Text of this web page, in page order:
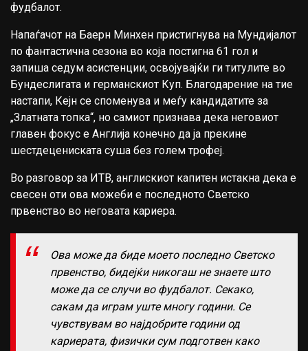
фудбалот.
Напаѓачот на Баерн Минхен пристигнува на Мундијалот
по фантастична сезона во која постигна 61 гол и
запиша седум асистенции, освојувајќи ги титулите во
Бундеслигата и германскиот Куп. Благодарение на тие
настапи, Кејн се споменува и меѓу кандидатите за
„Златната топка“, но самиот признава дека неговиот
главен фокус е Англија конечно да ја прекине
шестдецениската суша без голем трофеј.
Во разговор за ИТВ, англискиот капитен истакна дека е
свесен оти ова можеби е последното Светско
првенство во неговата кариера.
Ова може да биде моето последно Светско
првенство, бидејќи никогаш не знаете што
може да се случи во фудбалот. Секако,
сакам да играм уште многу години. Се
чувствувам во најдобрите години од
кариерата, физички сум подготвен како